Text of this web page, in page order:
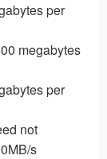
per
megabytes
per
not
s